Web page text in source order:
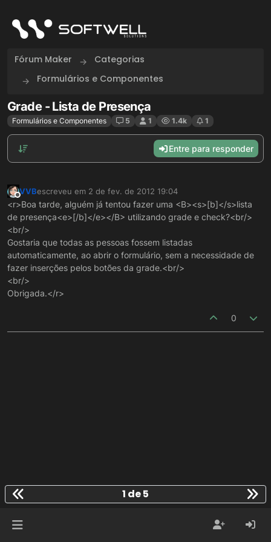
Fórum Maker
Categorias
Formulários e Componentes
Grade - Lista de Presença
Formulários e Componentes 5 1 1.4k 1
Entre para responder
Offline
VVBescreveu em 2 de fev. de 2012 19:04
última edição por
<r>Boa tarde, alguém já tentou fazer uma <B><s>[b]</s>lista
de presença<e>[/b]</e></B> utilizando grade e check?<br/>
<br/>
Gostaria que todas as pessoas fossem listadas
automaticamente, ao abrir o formulário, sem a necessidade de
fazer inserções pelos botões da grade.<br/>
<br/>
Obrigada.</r>
0
1 de 5